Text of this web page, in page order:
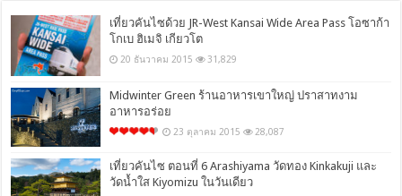
เที่ยวคันไซด้วย JR-West Kansai Wide Area Pass โอซาก้า
โกเบ ฮิเมจิ เกียวโต
20 ธันวาคม 2015 31,829
Midwinter Green ร้านอาหารเขาใหญ่ ปราสาทงาม
อาหารอร่อย
23 ตุลาคม 2015 28,087
เที่ยวคันไซ ตอนที่ 6 Arashiyama วัดทอง Kinkakuji และ
วัดน้ำใส Kiyomizu ในวันเดียว